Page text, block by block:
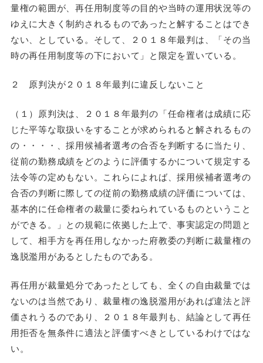
量権の範囲が、再任用制度等の目的や当時の運用状況等の
ゆえに大きく制約されるものであったと解することはでき
ない、としている。そして、２０１８年最判は、「その当
時の再任用制度等の下において」と限定を置いている。
２ 原判決が２０１８年最判に違反しないこと
（１）原判決は、２０１８年最判の「任命権者は成績に応
じた平等な取扱いをすることが求められると解されるもの
の・・・・、採用候補者選考の合否を判断するに当たり、
従前の勤務成績をどのように評価するかについて規定する
法令等の定めもない。これらによれば、採用候補者選考の
合否の判断に際しての従前の勤務成績の評価については、
基本的に任命権者の裁量に委ねられているものということ
ができる。」との規範に依拠した上で、事実認定の問題と
して、相手方を再任用しなかった府教委の判断に裁量権の
逸脱濫用があるとしたものである。
再任用が裁量処分であったとしても、全くの自由裁量では
ないのは当然であり、裁量権の逸脱濫用があれば違法と評
価されうるのであり、２０１８年最判も、結論として再任
用拒否を無条件に適法と評価すべきとしているわけではな
い。